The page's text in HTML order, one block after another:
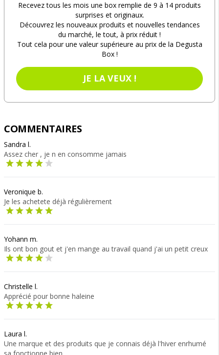
Recevez tous les mois une box remplie de 9 à 14 produits
surprises et originaux.
Découvrez les nouveaux produits et nouvelles tendances
du marché, le tout, à prix réduit !
Tout cela pour une valeur supérieure au prix de la Degusta
Box !
JE LA VEUX !
COMMENTAIRES
Sandra l.
Assez cher , je n en consomme jamais
Veronique b.
Je les achetete déjà régulièrement
Yohann m.
Ils ont bon gout et j'en mange au travail quand j'ai un petit creux
Christelle l.
Apprécié pour bonne haleine
Laura l.
Une marque et des produits que je connais déjà l'hiver enrhumé